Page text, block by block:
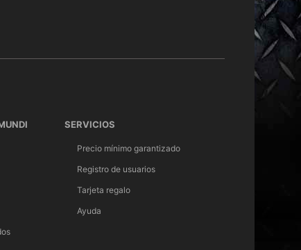
SERVICIOS
Precio mínimo garantizado
Registro de usuarios
Tarjeta regalo
Ayuda